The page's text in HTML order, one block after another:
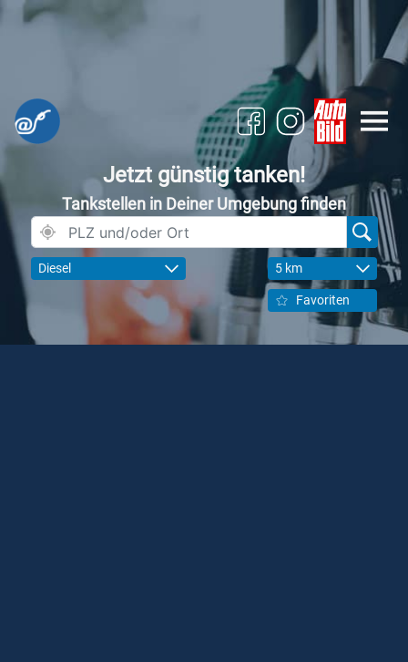
Jetzt günstig tanken!
Tankstellen in Deiner Umgebung finden
Diesel 5 km
Favoriten